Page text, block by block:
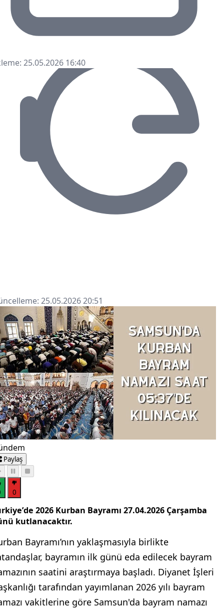
25.05.2026 16:40
25.05.2026 20:51
Paylaş
0
2026 Kurban Bayramı 27.04.2026 Çarşamba
kutlanacaktır.
Bayramı’nın yaklaşmasıyla birlikte
bayramın ilk günü eda edilecek bayram
saatini araştırmaya başladı. Diyanet İşleri
tarafından yayımlanan 2026 yılı bayram
vakitlerine göre Samsun'da bayram namazı